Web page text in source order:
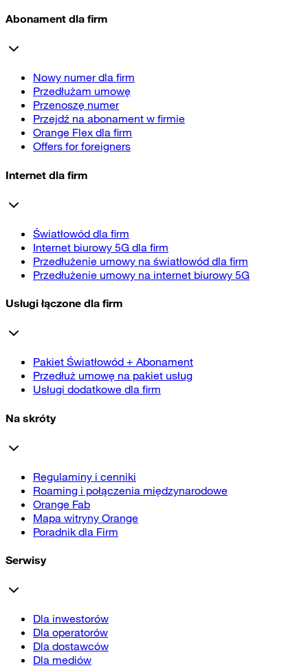
Abonament dla firm
Nowy numer dla firm
Przedłużam umowę
Przenoszę numer
Przejdź na abonament w firmie
Orange Flex dla firm
Offers for foreigners
Internet dla firm
Światłowód dla firm
Internet biurowy 5G dla firm
Przedłużenie umowy na światłowód dla firm
Przedłużenie umowy na internet biurowy 5G
Usługi łączone dla firm
Pakiet Światłowód + Abonament
Przedłuż umowę na pakiet usług
Usługi dodatkowe dla firm
Na skróty
Regulaminy i cenniki
Roaming i połączenia międzynarodowe
Orange Fab
Mapa witryny Orange
Poradnik dla Firm
Serwisy
Dla inwestorów
Dla operatorów
Dla dostawców
Dla mediów